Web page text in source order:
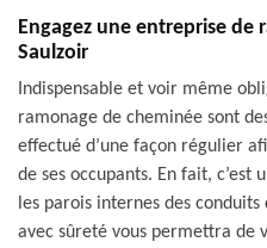
Engagez une entreprise de
Saulzoir
Indispensable et voir même
ramonage de cheminée sont
effectué d’une façon régulier
de ses occupants. En fait, c’est
les parois internes des
avec sûreté vous permettra